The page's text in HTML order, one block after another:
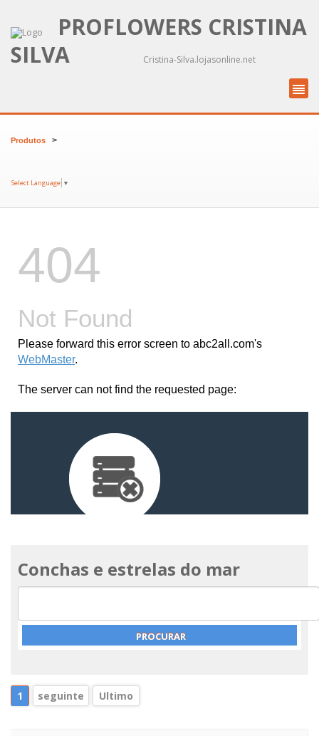
PROFLOWERS CRISTINA
SILVA
Cristina-Silva.lojasonline.net
Produtos >
Select Language ▼
Conchas e estrelas do mar
1 seguinte Ultimo